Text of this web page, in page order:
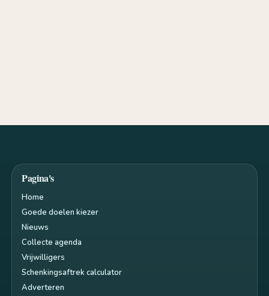
Pagina's
Home
Goede doelen kiezer
Nieuws
Collecte agenda
Vrijwilligers
Schenkingsaftrek calculator
Adverteren